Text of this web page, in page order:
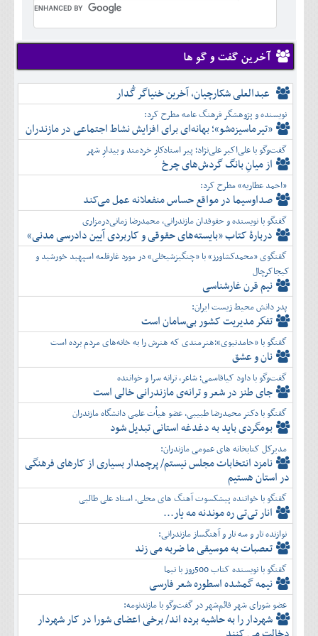
دی
بهمن
اسفند
آبان
آذر
دی
بهمن
اسفند
شهريور
مهر
آبان
آذر
دی
بهمن
اسفند
تير
مرداد
شهريور
مهر
آبان
آذر
دی
بهمن
اسفند
آخرین گفت و گو ها
عبدالعلی شکارچیان، آخرین خنیاگر گُدار
نویسنده و پژوهشگر فرهنگ عامه مطرح کرد:
«تیرماسیزه‌شو»؛ بهانه‌ای برای افزایش نشاط اجتماعی در مازندران
گفت‌وگو با علی‌اکبر علی‌نژاد؛ پیر استادکارِ خردمند و بیدارِ شهر
از میانِ بانگ گردش‌های چرخ
«احمد عطاریه» مطرح کرد:
صداوسیما در مواقع حساس منفعلانه عمل می‌کند
گفتگو با نویسنده و حقوقدان مازندرانی، محمدرضا زمانی‌درمزاری
دربارۀ کتاب ”بایسته‌های حقوقی و کاربردی آیین دادرسی مدنی»
گفتگوی «محمدکشاورز» با «چنگیزشیخلی» در مورد غارقلعه اسپهبد خورشید و
کیجاکرچال
نیم قرن غارشناسی
پدر دانش محیط زیست ایران:
تفكر مديريت کشور بی‌سامان است
گفتگو با «حامدنبوی»؛هنرمندی که هنرش را به خانه‌های مردم برده است
نان و عشق
گفت‌وگو با داود کیاقاسمی؛ شاعر، ترانه سرا و خواننده
جای طنز در شعر و ترانه‌ی مازندرانی خالی است
گفتگو با دکتر محمدرضا طبیبی، عضو هیأت علمی دانشگاه مازندران
بومگردی باید به دغدغه استانی تبدیل شود
مدیرکل کتابخانه های عمومی مازندران:
نامزد انتخابات مجلس نیستم/ پرچمدار بسیاری از کارهای فرهنگی
در استان هستیم
گفتگو با خواننده پیشکسوت آهنگ های محلی، استاد علی طالبی
انار تی‌تی ره موندنه مه یار...
نوازنده تار و سه تار و آهنگساز مازندرانی:
تعصبات به موسیقی ما ضربه می زند
گفتگو با نویسنده کتاب 500روز با نیما
نیمه گمشده اسطوره شعر فارسی
عضو شورای شهر قائم‌شهر در گفت‌و‌گو با مازندنومه:
شهردار را به حاشیه برده اند/ برخی اعضای شورا در کار شهردار